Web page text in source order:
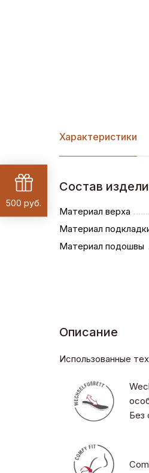
Характеристики
Состав
Материал верха
Материал
Материал подошвы
Описание
Использованные
Без
500 руб.